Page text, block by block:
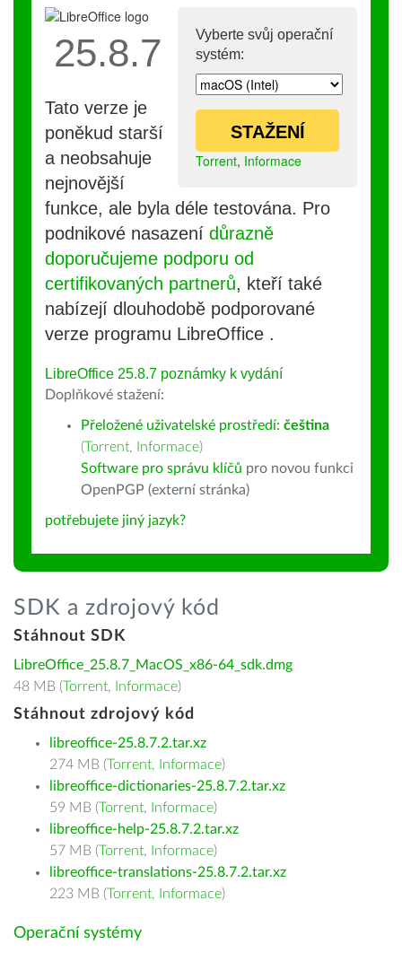
Vyberte svůj operační
systém:
STAŽENÍ
Torrent, Informace
25.8.7
Tato verze je
poněkud starší
a neobsahuje
nejnovější
funkce, ale byla déle testována. Pro
podnikové nasazení důrazně
doporučujeme podporu od
certifikovaných partnerů, kteří také
nabízejí dlouhodobě podporované
verze programu LibreOffice .
LibreOffice 25.8.7 poznámky k vydání
Doplňkové stažení:
Přeložené uživatelské prostředí: čeština
(Torrent, Informace)
Software pro správu klíčů pro novou funkci
OpenPGP (externí stránka)
potřebujete jiný jazyk?
SDK a zdrojový kód
Stáhnout SDK
LibreOffice_25.8.7_MacOS_x86-64_sdk.dmg
48 MB (Torrent, Informace)
Stáhnout zdrojový kód
libreoffice-25.8.7.2.tar.xz
274 MB (Torrent, Informace)
libreoffice-dictionaries-25.8.7.2.tar.xz
59 MB (Torrent, Informace)
libreoffice-help-25.8.7.2.tar.xz
57 MB (Torrent, Informace)
libreoffice-translations-25.8.7.2.tar.xz
223 MB (Torrent, Informace)
Operační systémy